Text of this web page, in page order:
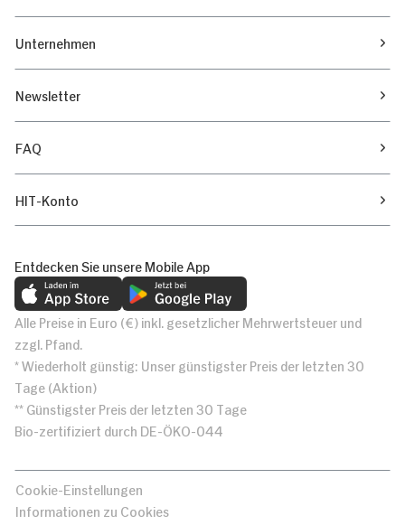
Unternehmen
Newsletter
FAQ
HIT-Konto
Entdecken Sie unsere Mobile App
Alle Preise in Euro (€) inkl. gesetzlicher Mehrwertsteuer und
zzgl. Pfand.
* Wiederholt günstig: Unser günstigster Preis der letzten 30
Tage (Aktion)
** Günstigster Preis der letzten 30 Tage
Bio-zertifiziert durch DE-ÖKO-044
Cookie-Einstellungen
Informationen zu Cookies